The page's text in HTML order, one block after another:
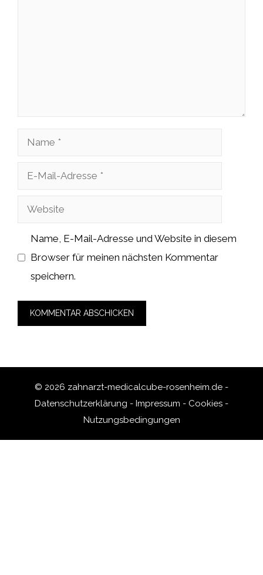
Name
Adresse
Website
Name, E-Mail-Adresse und Website in diesem
Browser für meinen nächsten Kommentar
speichern.
© 2026 zahnarzt-medicalcube-rosenheim.de -
Datenschutzerklärung - Impressum - Cookies -
Nutzungsbedingungen